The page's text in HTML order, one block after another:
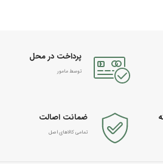
پرداخت در محل
توسط مامور
ضمانت اصالت
تمامی کالاهای اصل